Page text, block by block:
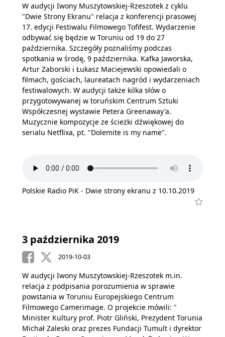
W audycji Iwony Muszytowskiej-Rzeszotek z cyklu
"Dwie Strony Ekranu" relacja z konferencji prasowej
17. edycji Festiwalu Filmowego Tofifest. Wydarzenie
odbywać się będzie w Toruniu od 19 do 27
października. Szczegóły poznaliśmy podczas
spotkania w środę, 9 października. Kafka Jaworska,
Artur Zaborski i Łukasz Maciejewski opowiedali o
filmach, gościach, laureatach nagród i wydarzeniach
festiwalowych. W audycji także kilka słów o
przygotowywanej w toruńskim Centrum Sztuki
Współczesnej wystawie Petera Greenaway'a.
Muzycznie kompozycje ze ścieżki dźwiękowej do
serialu Netflixa, pt. "Dolemite is my name".
Polskie Radio PiK - Dwie strony ekranu z 10.10.2019
3 października 2019
2019-10-03
W audycji Iwony Muszytowskiej-Rzeszotek m.in.
relacja z podpisania porozumienia w sprawie
powstania w Toruniu Europejskiego Centrum
Filmowego Camerimage. O projekcie mówili: "
Minister Kultury prof. Piotr Gliński, Prezydent Torunia
Michał Zaleski oraz prezes Fundacji Tumult i dyrektor